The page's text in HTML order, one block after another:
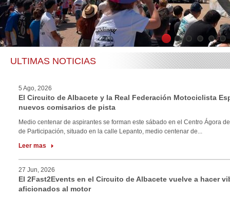
1 2 3 4 5 6
ULTIMAS NOTICIAS
5 Ago, 2026
El Circuito de Albacete y la Real Federación Motociclista
nuevos comisarios de pista
Medio centenar de aspirantes se forman este sábado en el Centro Ágora
de Participación, situado en la calle Lepanto, medio centenar de...
Leer mas
27 Jun, 2026
El 2Fast2Events en el Circuito de Albacete vuelve a hacer
aficionados al motor